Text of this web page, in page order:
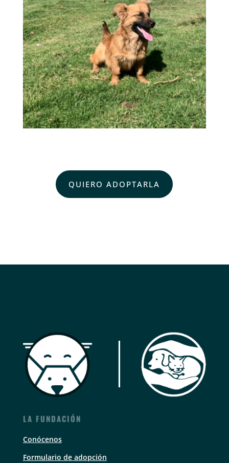
QUIERO ADOPTARLA
LA FUNDACIÓN
Conócenos
Formulario de adopción